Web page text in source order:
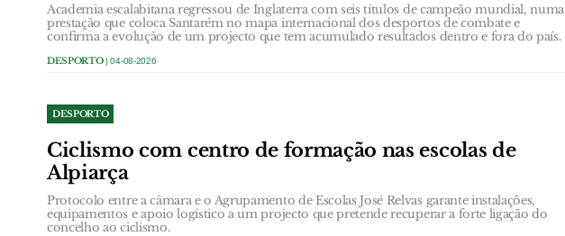
Academia escalabitana regressou de Inglaterra com seis títulos de campeão mundial, numa
prestação que coloca Santarém no mapa internacional dos desportos de combate e
confirma a evolução de um projecto que tem acumulado resultados dentro e fora do país.
DESPORTO| 04-08-2026
DESPORTO
Ciclismo com centro de formação nas escolas de
Alpiarça
Protocolo entre a câmara e o Agrupamento de Escolas José Relvas garante instalações,
equipamentos e apoio logístico a um projecto que pretende recuperar a forte ligação do
concelho ao ciclismo.